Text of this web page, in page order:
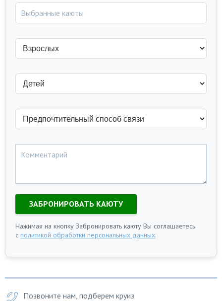
ЗАБРОНИРОВАТЬ КАЮТУ
Нажимая на кнопку Забронировать каюту Вы соглашаетесь
с политикой обработки персональных данных.
Позвоните нам, подберем круиз